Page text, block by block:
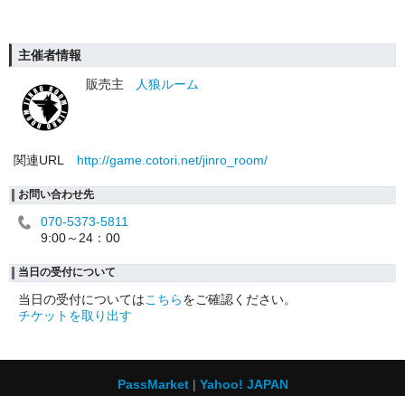
主催者情報
販売主
人狼ルーム
関連URL http://game.cotori.net/jinro_room/
お問い合わせ先
070-5373-5811
9:00～24：00
当日の受付について
当日の受付についてはこちらをご確認ください。
チケットを取り出す
PassMarket Yahoo! JAPAN